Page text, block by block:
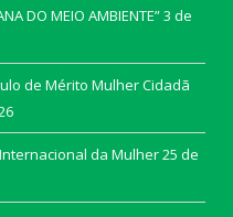
DO MEIO AMBIENTE”3 de
de Mérito Mulher Cidadã
da Mulher25 de